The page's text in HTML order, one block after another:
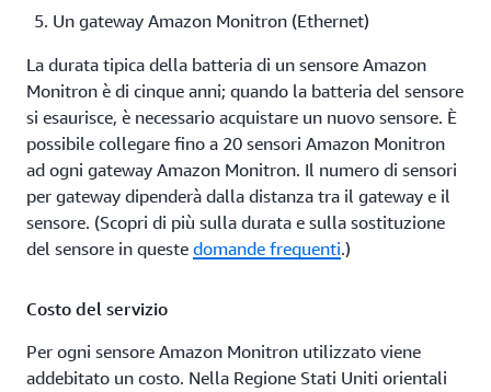
Un gateway Amazon Monitron (Ethernet)
La durata tipica della batteria di un sensore Amazon
Monitron è di cinque anni; quando la batteria del sensore
si esaurisce, è necessario acquistare un nuovo sensore. È
possibile collegare fino a 20 sensori Amazon Monitron
ad ogni gateway Amazon Monitron. Il numero di sensori
per gateway dipenderà dalla distanza tra il gateway e il
sensore. (Scopri di più sulla durata e sulla sostituzione
del sensore in queste domande frequenti.)
Costo del servizio
Per ogni sensore Amazon Monitron utilizzato viene
addebitato un costo. Nella Regione Stati Uniti orientali